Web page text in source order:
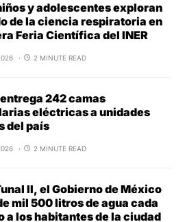
y adolescentes exploran
de la ciencia respiratoria en
Feria Científica del INER
2 MINUTE READ
entrega 242 camas
eléctricas a unidades
del país
2 MINUTE READ
II, el Gobierno de México
mil 500 litros de agua cada
a los habitantes de la ciudad